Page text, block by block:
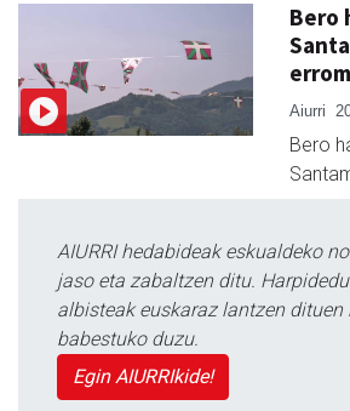
Bero
Aiurri
Bero
AIURRI hedabideak eskualdeko
jaso eta zabaltzen ditu.
albisteak euskaraz lantzen
babestuko duzu.
Egin AIURRIkide!